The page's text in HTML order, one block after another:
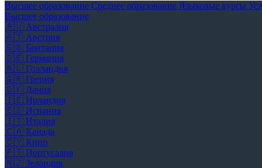
Высшее образование Среднее образование Языковые курсы
Высшее образование
🇦🇺 Австралия
🇦🇹 Австрия
🇬🇧 Британия
🇩🇪 Германия
🇳🇱 Голландия
🇬🇷 Греция
🇩🇰 Дания
🇮🇪 Ирландия
🇪🇸 Испания
🇮🇹 Италия
🇨🇦 Канада
🇨🇾 Кипр
🇵🇹 Португалия
🇳🇿 Зеландия